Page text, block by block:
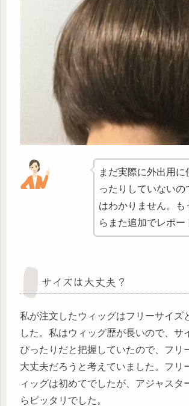
まだ実際に外出用に
ったりしていないの
はわかりません。も
らまた追加でレポー
サイズは大丈夫？
私が注文したウィッグはフリーサイズ
した。私はウィッグ歴が長いので、サ
ぴったりだと把握していたので、フリ
大丈夫だろうと考えていました。フリ
ィッグは初めてでしたが、アジャスタ
らピッタリでした。